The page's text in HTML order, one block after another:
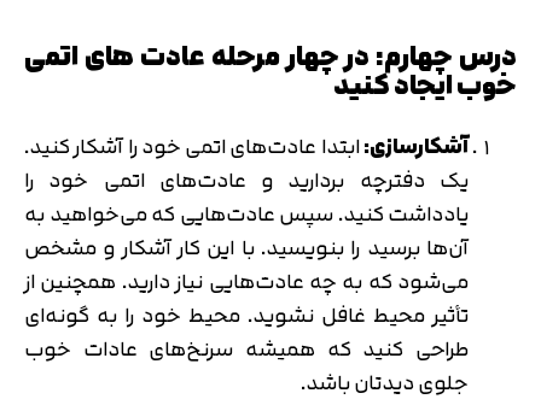
درس چهارم: در چهار مرحله عادت های اتمی
خوب ایجاد کنید
آشکارسازی:ابتدا عادت‌های اتمی خود را آشکار کنید.
یک دفترچه بردارید و عادت‌های اتمی خود را
یادداشت کنید. سپس عادت‌هایی که می‌خواهید به
آن‌ها برسید را بنویسید. با این کار آشکار و مشخص
می‌شود که به چه عادت‌هایی نیاز دارید. همچنین از
تأثیر محیط غافل نشوید. محیط خود را به گونه‌ای
طراحی کنید که همیشه سرنخ‌های عادات خوب
جلوی دیدتان باشد.